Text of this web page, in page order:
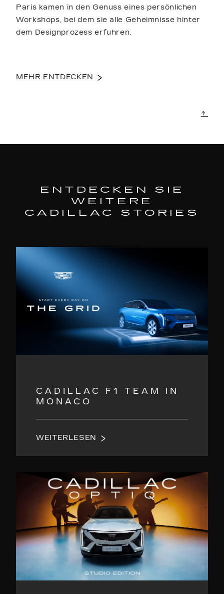
Paris kamen in den Genuss eines persönlichen
Workshops, bei dem sie alle Geheimnisse hinter
dem Designprozess erfuhren.
MEHR ENTDECKEN
↑
ENTDECKEN SIE
WEITERE
CADILLAC STORIES
CADILLAC F1 TEAM IN
MONACO
WEITERLESEN